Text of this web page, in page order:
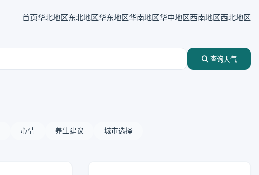
首页华北地区东北地区华东地区华南地区华中地区西南地区西北地区
查询天气
心情 养生建议 城市选择